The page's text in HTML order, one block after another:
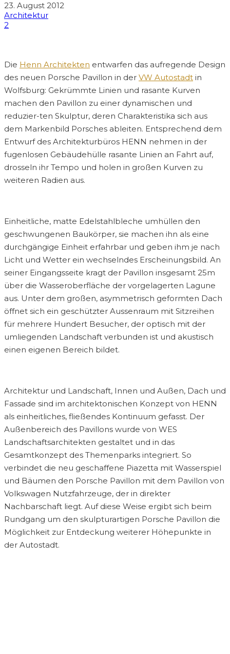
23. August 2012
Architektur
2
Die Henn Architekten entwarfen das aufregende Design
des neuen Porsche Pavillon in der VW Autostadt in
Wolfsburg: Gekrümmte Linien und rasante Kurven
machen den Pavillon zu einer dynamischen und
reduzier-ten Skulptur, deren Charakteristika sich aus
dem Markenbild Porsches ableiten. Entsprechend dem
Entwurf des Architekturbüros HENN nehmen in der
fugenlosen Gebäudehülle rasante Linien an Fahrt auf,
drosseln ihr Tempo und holen in großen Kurven zu
weiteren Radien aus.
Einheitliche, matte Edelstahlbleche umhüllen den
geschwungenen Baukörper, sie machen ihn als eine
durchgängige Einheit erfahrbar und geben ihm je nach
Licht und Wetter ein wechselndes Erscheinungsbild. An
seiner Eingangsseite kragt der Pavillon insgesamt 25m
über die Wasseroberfläche der vorgelagerten Lagune
aus. Unter dem großen, asymmetrisch geformten Dach
öffnet sich ein geschützter Aussenraum mit Sitzreihen
für mehrere Hundert Besucher, der optisch mit der
umliegenden Landschaft verbunden ist und akustisch
einen eigenen Bereich bildet.
Architektur und Landschaft, Innen und Außen, Dach und
Fassade sind im architektonischen Konzept von HENN
als einheitliches, fließendes Kontinuum gefasst. Der
Außenbereich des Pavillons wurde von WES
Landschaftsarchitekten gestaltet und in das
Gesamtkonzept des Themenparks integriert. So
verbindet die neu geschaffene Piazetta mit Wasserspiel
und Bäumen den Porsche Pavillon mit dem Pavillon von
Volkswagen Nutzfahrzeuge, der in direkter
Nachbarschaft liegt. Auf diese Weise ergibt sich beim
Rundgang um den skulpturartigen Porsche Pavillon die
Möglichkeit zur Entdeckung weiterer Höhepunkte in
der Autostadt.